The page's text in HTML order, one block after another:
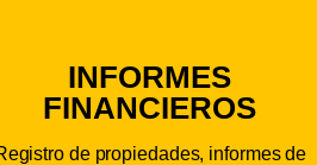
INFORMES
FINANCIEROS
de propiedades, informes de